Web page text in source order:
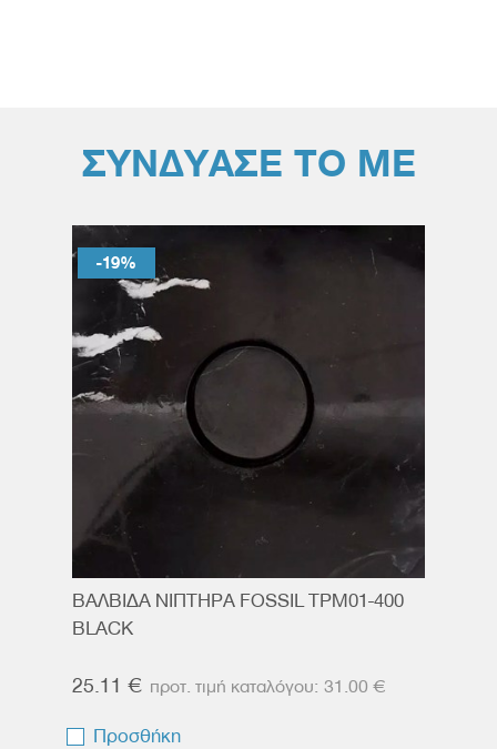
ΣΥΝΔΥΑΣΕ ΤΟ ΜΕ
-19%
ΒΑΛΒΙΔΑ ΝΙΠΤΗΡΑ FOSSIL TPM01-400
BLACK
25.11 € 31.00 €
Προσθήκη